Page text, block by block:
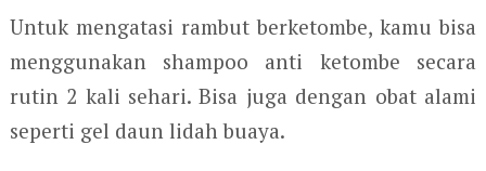
Untuk mengatasi rambut berketombe, kamu bisa
menggunakan shampoo anti ketombe secara
rutin 2 kali sehari. Bisa juga dengan obat alami
seperti gel daun lidah buaya.